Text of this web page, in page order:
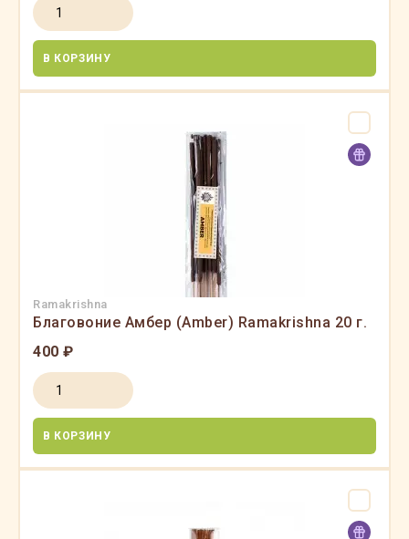
В КОРЗИНУ
Ramakrishna
Благовоние Амбер (Amber) Ramakrishna 20 г.
400 ₽
В КОРЗИНУ